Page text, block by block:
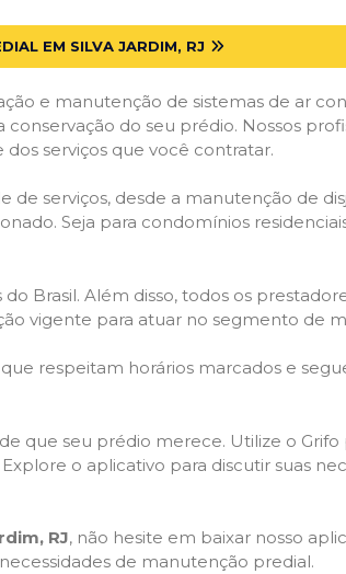
EM SILVA JARDIM, RJ
e manutenção de sistemas de ar
do seu prédio. Nossos
serviços que você contratar.
de serviços, desde a manutenção de
Seja para condomínios
Brasil. Além disso, todos os
vigente para atuar no segmento de
respeitam horários marcados e
que seu prédio merece. Utilize o
o aplicativo para discutir suas
RJ, não hesite em baixar nosso
de manutenção predial.